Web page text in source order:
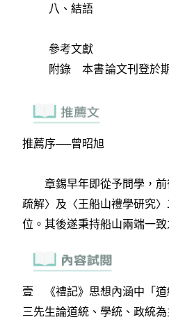
八、結語
參考文獻
附錄 本書論文刊登於